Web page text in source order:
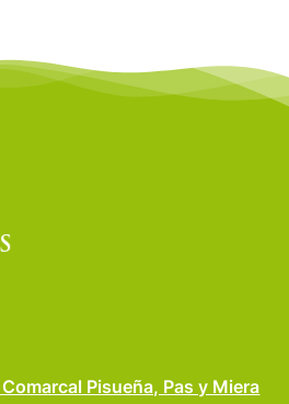
Pisueña, Pas y Miera